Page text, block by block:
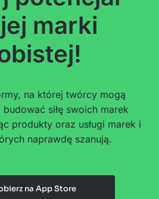
marki
na której twórcy mogą
siłę swoich marek
produkty oraz usługi marek i
naprawdę szanują.
na App Store